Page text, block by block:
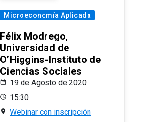
Microeconomía Aplicada
Félix Modrego,
Universidad de
O’Higgins-Instituto de
Ciencias Sociales
19 de Agosto de 2020
15:30
Webinar con inscripción